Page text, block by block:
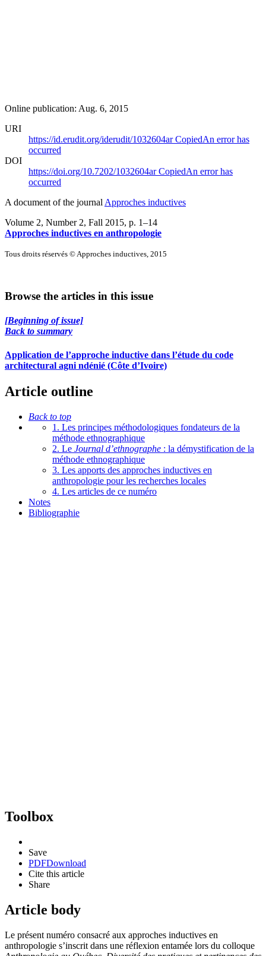
Online publication: Aug. 6, 2015
URI
https://id.erudit.org/iderudit/1032604arCopiedAn error has
occurred
DOI
https://doi.org/10.7202/1032604arCopiedAn error has
occurred
A document of the journal Approches inductives
Volume 2, Number 2, Fall 2015, p. 1–14
Approches inductives en anthropologie
Tous droits réservés © Approches inductives, 2015
Browse the articles in this issue
[Beginning of issue]
Back to summary
Application de l’approche inductive dans l’étude du code
architectural agni ndénié (Côte d’Ivoire)
Article outline
Back to top
1. Les principes méthodologiques fondateurs de la
méthode ethnographique
2. Le Journal d’ethnographe : la démystification de la
méthode ethnographique
3. Les apports des approches inductives en
anthropologie pour les recherches locales
4. Les articles de ce numéro
Notes
Bibliographie
Toolbox
Save
PDFDownload
Cite this article
Share
Article body
Le présent numéro consacré aux approches inductives en
anthropologie s’inscrit dans une réflexion entamée lors du colloque